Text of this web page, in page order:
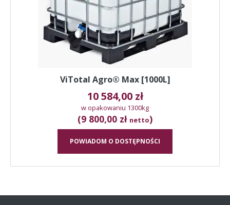
ViTotal Agro® Max [1000L]
10 584,00 zł
w opakowaniu 1300kg
(9 800,00 zł netto)
POWIADOM O DOSTĘPNOŚCI